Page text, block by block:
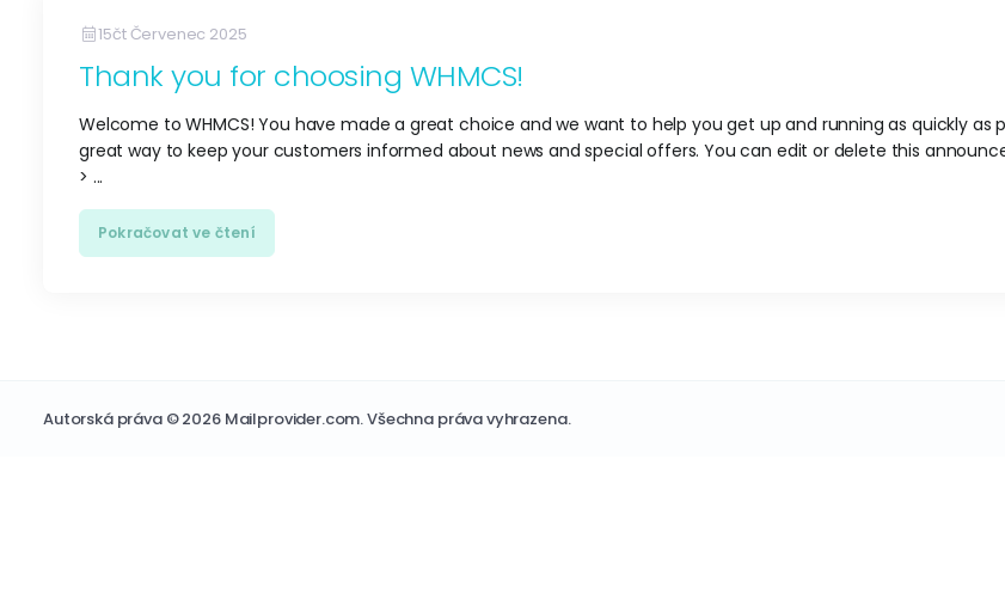
15čt Červenec 2025
Thank you for choosing WHMCS!
Welcome to WHMCS! You have made a great choice and we want to help you get up and running as quickly
great way to keep your customers informed about news and special offers. You can edit or delete this
> ...
Pokračovat ve čtení
Autorská práva © 2026 Mailprovider.com. Všechna práva vyhrazena.